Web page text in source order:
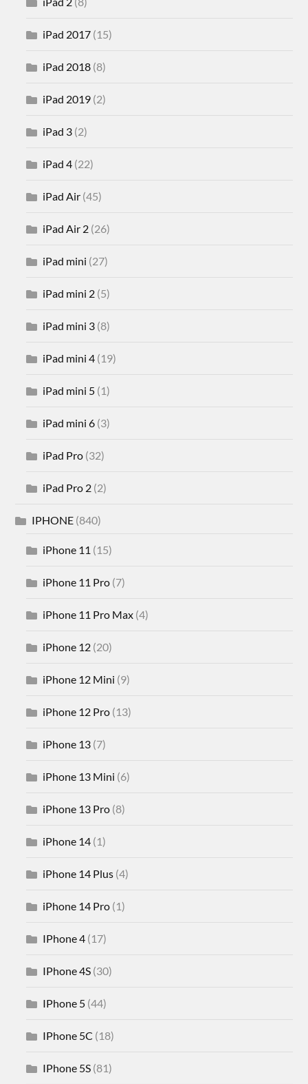
iPad 2017 (15)
iPad 2018 (8)
iPad 2019 (2)
iPad 3 (2)
iPad 4 (22)
iPad Air (45)
iPad Air 2 (26)
iPad mini (27)
iPad mini 2 (5)
iPad mini 3 (8)
iPad mini 4 (19)
iPad mini 5 (1)
iPad mini 6 (3)
iPad Pro (32)
iPad Pro 2 (2)
IPHONE (840)
iPhone 11 (15)
iPhone 11 Pro (7)
iPhone 11 Pro Max (4)
iPhone 12 (20)
iPhone 12 Mini (9)
iPhone 12 Pro (13)
iPhone 13 (7)
iPhone 13 Mini (6)
iPhone 13 Pro (8)
iPhone 14 (1)
iPhone 14 Plus (4)
iPhone 14 Pro (1)
IPhone 4 (17)
IPhone 4S (30)
IPhone 5 (44)
IPhone 5C (18)
IPhone 5S (81)